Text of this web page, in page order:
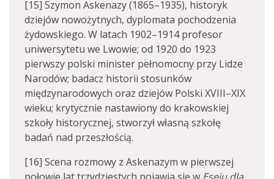
[15] Szymon Askenazy (1865–1935), historyk
dziejów nowożytnych, dyplomata pochodzenia
żydowskiego. W latach 1902–1914 profesor
uniwersytetu we Lwowie; od 1920 do 1923
pierwszy polski minister pełnomocny przy Lidze
Narodów; badacz historii stosunków
międzynarodowych oraz dziejów Polski XVIII–XIX
wieku; krytycznie nastawiony do krakowskiej
szkoły historycznej, stworzył własną szkołę
badań nad przeszłością.
[16] Scena rozmowy z Askenazym w pierwszej